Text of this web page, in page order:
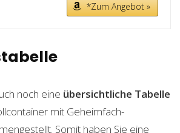
*Zum Angebot »
noch eine übersichtliche Tabelle
mit Geheimfach-
Somit haben Sie eine